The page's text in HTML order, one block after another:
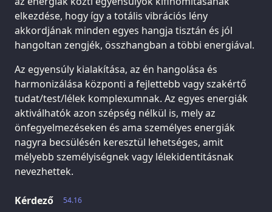
elkezdése, hogy így a totális vibrációs lény
akkordjának minden egyes hangja tisztán és jól
hangoltan zengjék, összhangban a többi energiával.
Az egyensúly kialakítása, az én hangolása és
harmonizálása központi a fejlettebb vagy szakértő
tudat/test/lélek komplexumnak. Az egyes energiák
aktiválhatók azon szépség nélkül is, mely az
önfegyelmezéseken és ama személyes energiák
nagyra becsülésén keresztül lehetséges, amit
mélyebb személyiségnek vagy lélekidentitásnak
nevezhettek.
54.16
Kérdező